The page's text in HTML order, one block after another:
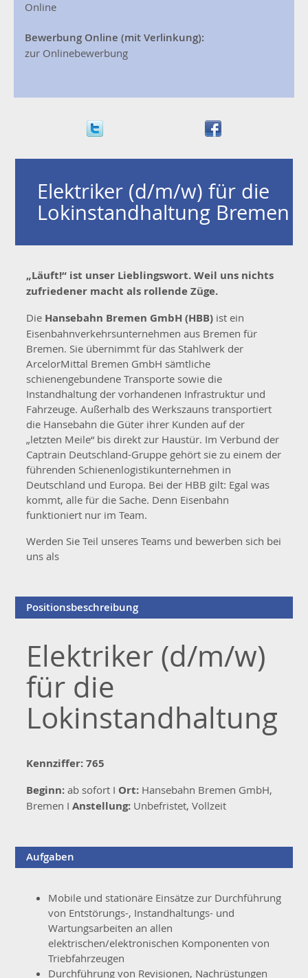
Online
Bewerbung Online (mit Verlinkung):
zur Onlinebewerbung
Elektriker (d/m/w) für die
Lokinstandhaltung Bremen
„Läuft!“ ist unser Lieblingswort. Weil uns nichts
zufriedener macht als rollende Züge.
Die Hansebahn Bremen GmbH (HBB) ist ein
Eisenbahnverkehrsunternehmen aus Bremen für
Bremen. Sie übernimmt für das Stahlwerk der
ArcelorMittal Bremen GmbH sämtliche
schienengebundene Transporte sowie die
Instandhaltung der vorhandenen Infrastruktur und
Fahrzeuge. Außerhalb des Werkszauns transportiert
die Hansebahn die Güter ihrer Kunden auf der
„letzten Meile“ bis direkt zur Haustür. Im Verbund der
Captrain Deutschland-Gruppe gehört sie zu einem der
führenden Schienenlogistikunternehmen in
Deutschland und Europa. Bei der HBB gilt: Egal was
kommt, alle für die Sache. Denn Eisenbahn
funktioniert nur im Team.
Werden Sie Teil unseres Teams und bewerben sich bei
uns als
Positionsbeschreibung
Elektriker (d/m/w)
für die
Lokinstandhaltung
Kennziffer: 765
Beginn: ab sofort I Ort: Hansebahn Bremen GmbH,
Bremen I Anstellung: Unbefristet, Vollzeit
Aufgaben
Mobile und stationäre Einsätze zur Durchführung
von Entstörungs-, Instandhaltungs- und
Wartungsarbeiten an allen
elektrischen/elektronischen Komponenten von
Triebfahrzeugen
Durchführung von Revisionen, Nachrüstungen